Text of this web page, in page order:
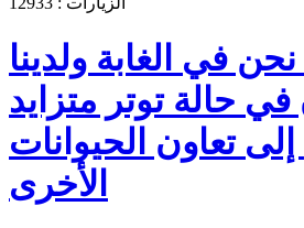
في الغابة ولدينا
في حالة توتر متزايد
تعاون الحيوانات
الأخرى